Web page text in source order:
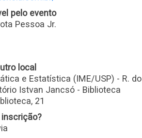
pelo evento
Pessoa Jr.
local
e Estatística (IME/USP) - R. do
Istvan Jancsó - Biblioteca
21